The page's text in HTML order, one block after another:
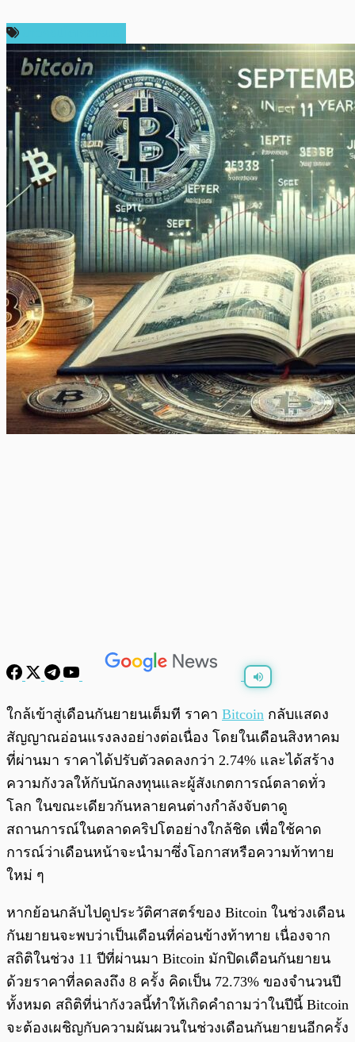
พร้อมเล่น 0:00
ใกล้เข้าสู่เดือนกันยายนเต็มที ราคา Bitcoin กลับแสดง
สัญญาณอ่อนแรงลงอย่างต่อเนื่อง โดยในเดือนสิงหาคม
ที่ผ่านมา ราคาได้ปรับตัวลดลงกว่า 2.74% และได้สร้าง
ความกังวลให้กับนักลงทุนและผู้สังเกตการณ์ตลาดทั่ว
โลก ในขณะเดียวกันหลายคนต่างกำลังจับตาดู
สถานการณ์ในตลาดคริปโตอย่างใกล้ชิด เพื่อใช้คาด
การณ์ว่าเดือนหน้าจะนำมาซึ่งโอกาสหรือความท้าทาย
ใหม่ ๆ
หากย้อนกลับไปดูประวัติศาสตร์ของ Bitcoin ในช่วงเดือน
กันยายนจะพบว่าเป็นเดือนที่ค่อนข้างท้าทาย เนื่องจาก
สถิติในช่วง 11 ปีที่ผ่านมา Bitcoin มักปิดเดือนกันยายน
ด้วยราคาที่ลดลงถึง 8 ครั้ง คิดเป็น 72.73% ของจำนวนปี
ทั้งหมด สถิติที่น่ากังวลนี้ทำให้เกิดคำถามว่าในปีนี้ Bitcoin
จะต้องเผชิญกับความผันผวนในช่วงเดือนกันยายนอีกครั้ง